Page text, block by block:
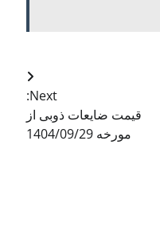
Next:
قیمت ضایعات ذوبی از
مورخه 1404/09/29